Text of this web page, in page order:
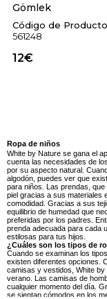
Gömlek
561248
12€
Ropa de niños
White by Nature se gana el
cuenta las necesidades de
por su aspecto natural.
algodón, puedes ver que
para niños. Las prendas,
piel gracias a sus materiales
comodidad. Gracias a sus
equilibrio de humedad que
preferidas por los padres.
prenda adecuada para cada
estilosas para tus hijos.
¿Cuáles son los tipos de
Cuando se examinan los
existen diferentes opciones.
camisas y vestidos, White
verano. Las camisas de
cualquier momento del día.
se sientan cómodos en los